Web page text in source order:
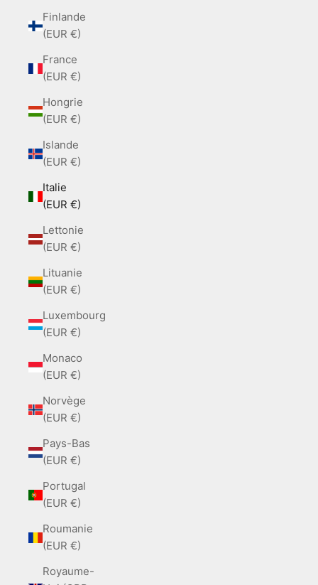
Finlande
(EUR €)
France
(EUR €)
Hongrie
(EUR €)
Islande
(EUR €)
Italie
(EUR €)
Lettonie
(EUR €)
Lituanie
(EUR €)
Luxembourg
(EUR €)
Monaco
(EUR €)
Norvège
(EUR €)
Pays-Bas
(EUR €)
Portugal
(EUR €)
Roumanie
(EUR €)
Royaume-